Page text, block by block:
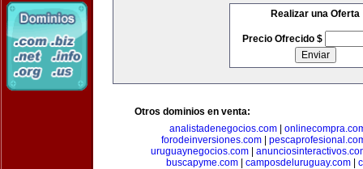
Realizar una Oferta
Precio Ofrecido $
Otros dominios en venta:
analistadenegocios.com
forodeinversiones.com
uruguaynegocios.com|
buscapyme.com
camposdeluruguay.com